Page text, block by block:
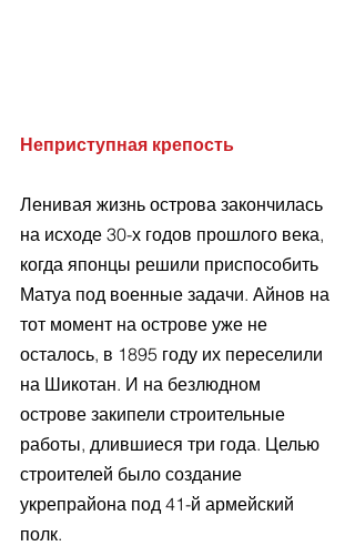
Неприступная крепость
Ленивая жизнь острова закончилась
на исходе 30-х годов прошлого века,
когда японцы решили приспособить
Матуа под военные задачи. Айнов на
тот момент на острове уже не
осталось, в 1895 году их переселили
на Шикотан. И на безлюдном
острове закипели строительные
работы, длившиеся три года. Целью
строителей было создание
укрепрайона под 41-й армейский
полк.